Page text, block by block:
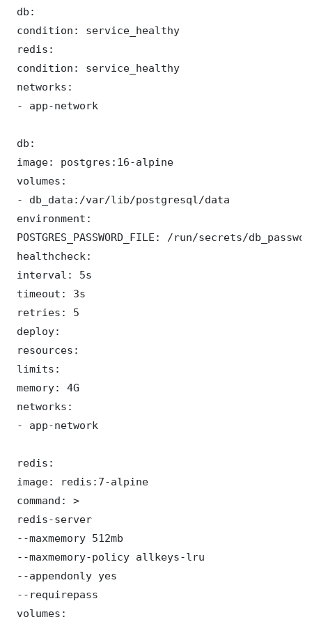
db:
condition: service_healthy
redis:
condition: service_healthy
networks:
- app-network
db:
image: postgres:16-alpine
volumes:
- db_data:/var/lib/postgresql/data
environment:
POSTGRES_PASSWORD_FILE: /run/secrets/
healthcheck:
interval: 5s
timeout: 3s
retries: 5
deploy:
resources:
limits:
memory: 4G
networks:
- app-network
redis:
image: redis:7-alpine
command: >
redis-server
--maxmemory 512mb
--maxmemory-policy allkeys-lru
--appendonly yes
--requirepass
volumes: